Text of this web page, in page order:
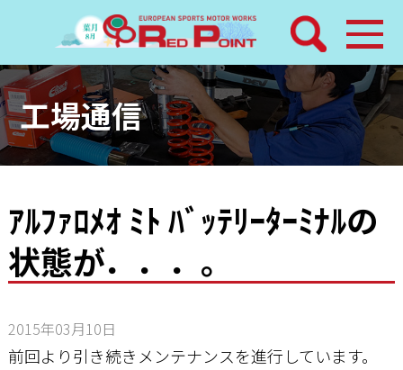
検索
ホーム
トピックス
レッドポイントパーツ
店舗案内
工場通信
ｱﾙﾌｧﾛﾒｵ ﾐﾄ ﾊﾞｯﾃﾘｰﾀｰﾐﾅﾙの
状態が．．．。
2015年03月10日
前回より引き続きメンテナンスを進行しています。